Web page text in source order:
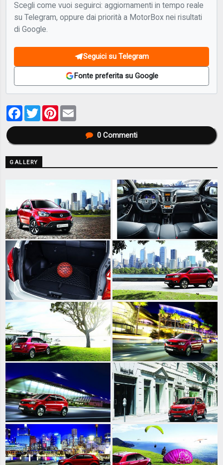
Scegli come vuoi seguirci: aggiornamenti in tempo reale
su Telegram, oppure dai priorità a MotorBox nei risultati
di Google.
Seguici su Telegram
Fonte preferita su Google
Facebook
TwitterPinterest
0Commenti
GALLERY